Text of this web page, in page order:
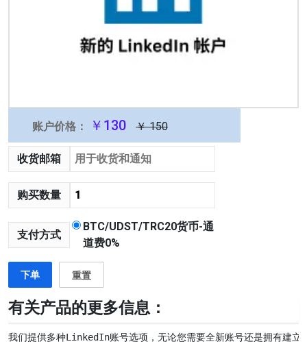
账户价格： ￥130 ￥ 150
收货邮箱
购买数量
支付方式
BTC/UDST/TRC20货币-通
道费0%
下单 重置
有关产品的更多信息：
我们提供多种LinkedIn账号选项，无论您需要全新账号还是拥有建立